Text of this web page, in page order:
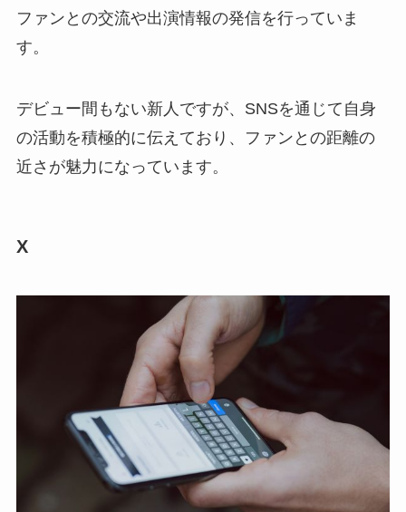
ファンとの交流や出演情報の発信を行っていま
す。
デビュー間もない新人ですが、SNSを通じて自身
の活動を積極的に伝えており、ファンとの距離の
近さが魅力になっています。
X